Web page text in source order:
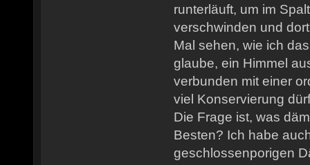
runterläuft, um im
verschwinden und
Mal sehen, wie ich
glaube, ein Himmel
verbunden mit einer
viel Konservierung
Die Frage ist, was
Besten? Ich habe
geschlossenporigen